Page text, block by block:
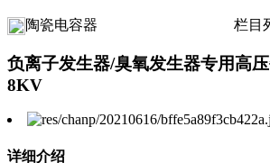
陶瓷电容器 栏目
负离子发生器/臭氧发生器专用高
8KV
详细介绍